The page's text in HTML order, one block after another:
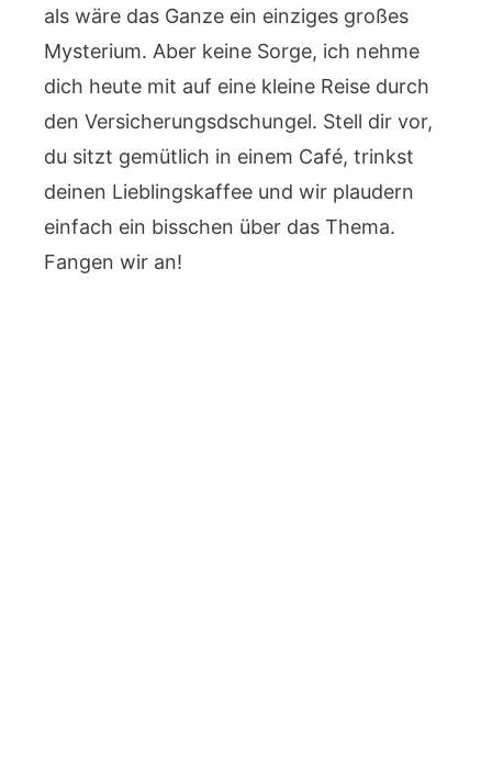
als wäre das Ganze ein einziges großes
Mysterium. Aber keine Sorge, ich nehme
dich heute mit auf eine kleine Reise durch
den Versicherungsdschungel. Stell dir vor,
du sitzt gemütlich in einem Café, trinkst
deinen Lieblingskaffee und wir plaudern
einfach ein bisschen über das Thema.
Fangen wir an!